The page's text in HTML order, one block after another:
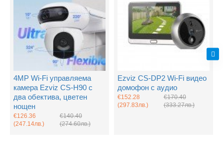
4MP Wi-Fi управляема
камера Ezviz CS-H90 с
два обектива, цветен
нощен
€126.36
(247.14лв.)
€140.40
(274.60лв.)
Ezviz CS-DP2 Wi-Fi видео
домофон с аудио
€152.28
(297.83лв.)
€170.40
(333.27лв.)